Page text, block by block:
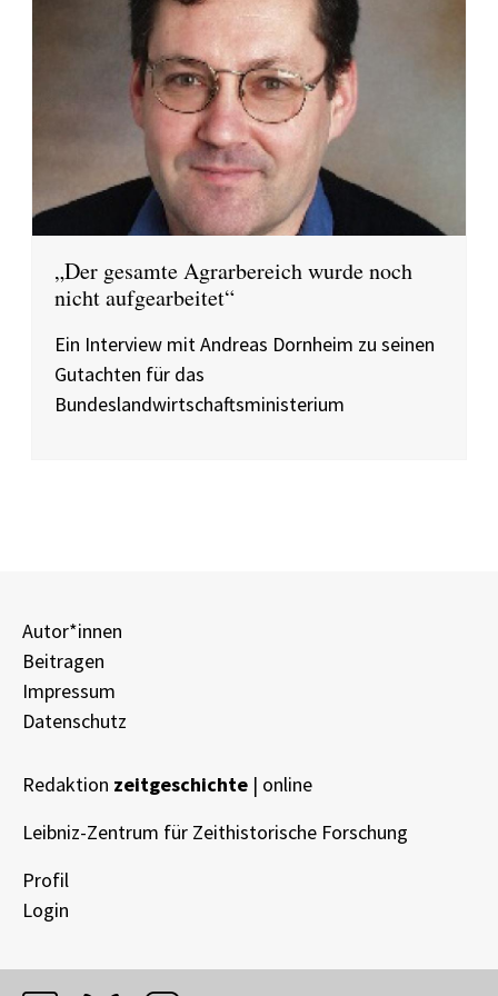
„Der gesamte Agrarbereich wurde noch
nicht aufgearbeitet“
Ein Interview mit Andreas Dornheim zu seinen
Gutachten für das
Bundeslandwirtschaftsministerium
Autor*innen
Beitragen
Impressum
Datenschutz
Redaktion zeitgeschichte | online
Leibniz-Zentrum für Zeithistorische Forschung
Profil
Login